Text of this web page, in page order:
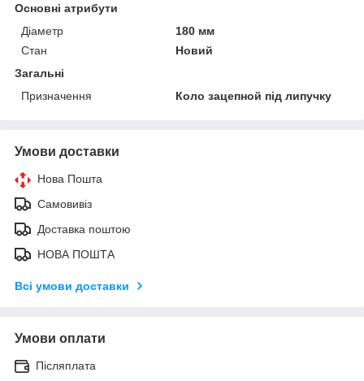
Основні атрибути
Діаметр
180 мм
Стан
Новий
Загальні
Призначення
Коло зацепной під липучку
Умови доставки
Нова Пошта
Самовивіз
Доставка поштою
НОВА ПОШТА
Всі умови доставки
Умови оплати
Післяплата